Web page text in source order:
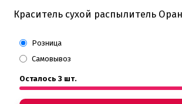
Краситель сухой распылитель
Розница
Самовывоз
Осталось 3 шт.